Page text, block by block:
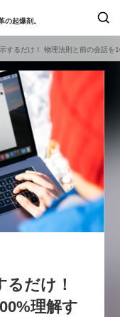
の起爆剤。
ュー
ニチャネル協会
ー
イノベーションを
投資される事業の
巻き込みのリアル
するだけ！ 物理法則と前の会話
だけ！
理解す